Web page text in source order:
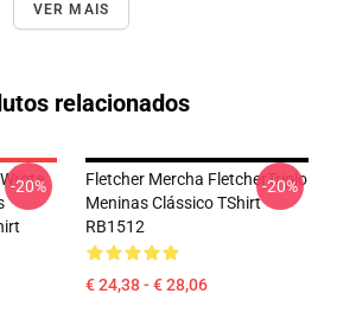
VER MAIS
relacionados
-20%
Fletcher Mercha FletcherTriplo
Meninas Clássico TShirt
RB1512
€ 24,38 - € 28,06
-20%